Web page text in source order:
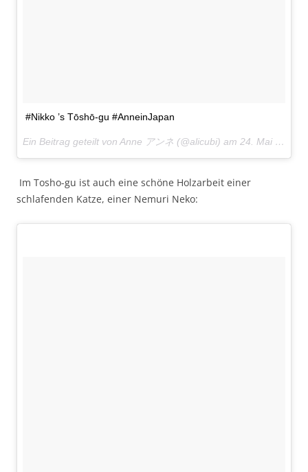
#Nikko ’s Tōshō-gu #AnneinJapan
Ein Beitrag geteilt von Anne アンネ (@alicubi) am 24. Mai 2017 um 21:42 Uhr
Im Tosho-gu ist auch eine schöne Holzarbeit einer
schlafenden Katze, einer Nemuri Neko: